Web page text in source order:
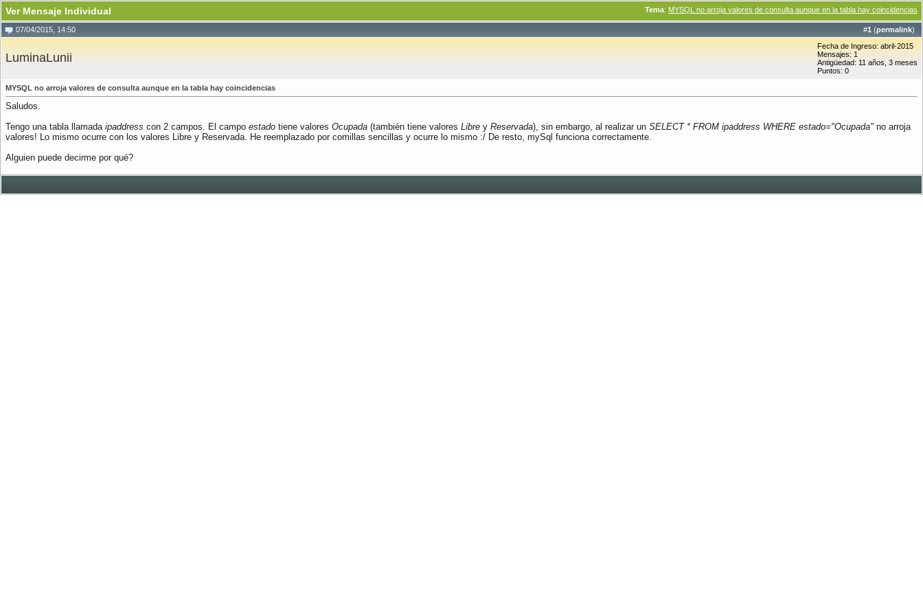
Tema: MYSQL no arroja valores de consulta aunque en la tabla hay coincidencias
Ver Mensaje Individual
#1 (permalink)
07/04/2015, 14:50
LuminaLunii
Fecha de Ingreso: abril-2015
Mensajes: 1
Antigüedad: 11 años, 3 meses
Puntos: 0
MYSQL no arroja valores de consulta aunque en la tabla hay coincidencias
Saludos.
Tengo una tabla llamada ipaddress con 2 campos. El campo estado tiene valores Ocupada (también tiene valores Libre y Reservada), sin embargo, al realizar un SELECT * FROM ipaddress WHERE estado="Ocupada" no arroja
valores! Lo mismo ocurre con los valores Libre y Reservada. He reemplazado por comillas sencillas y ocurre lo mismo :/ De resto, mySql funciona correctamente.
Alguien puede decirme por qué?